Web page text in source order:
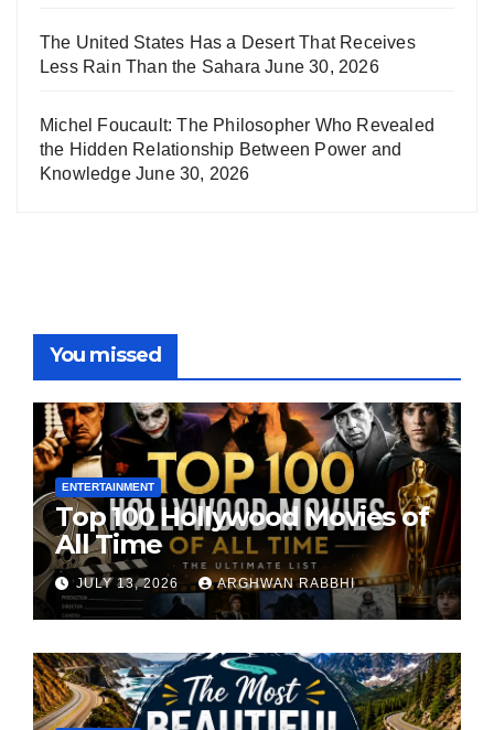
The United States Has a Desert That Receives
Less Rain Than the Sahara June 30, 2026
Michel Foucault: The Philosopher Who Revealed
the Hidden Relationship Between Power and
Knowledge June 30, 2026
You missed
ENTERTAINMENT
Top 100 Hollywood Movies of
All Time
JULY 13, 2026 ARGHWAN RABBHI